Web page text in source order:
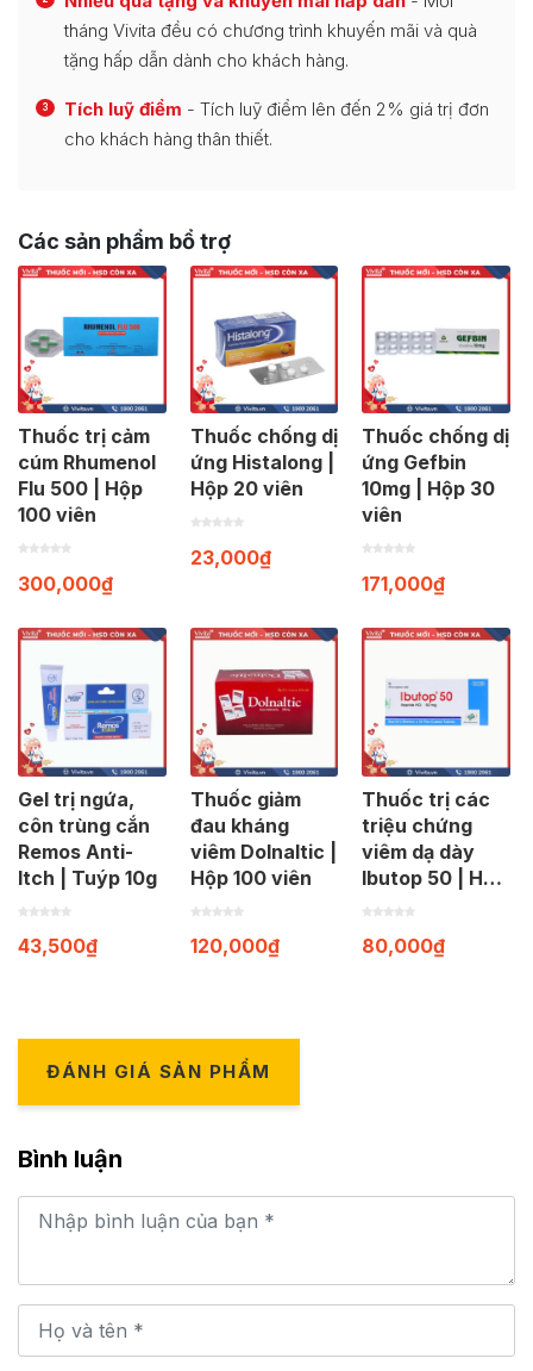
tháng Vivita đều có chương trình khuyến mãi và quà
tặng hấp dẫn dành cho khách hàng.
3 Tích luỹ điểm - Tích luỹ điểm lên đến 2% giá trị đơn
cho khách hàng thân thiết.
Các sản phẩm bổ trợ
Thuốc trị cảm
cúm Rhumenol
Flu 500 | Hộp
100 viên
300,000₫
Thuốc chống dị
ứng Histalong |
Hộp 20 viên
23,000₫
Thuốc chống dị
ứng Gefbin
10mg | Hộp 30
viên
171,000₫
Gel trị ngứa,
côn trùng cắn
Remos Anti-
Itch | Tuýp 10g
43,500₫
Thuốc giảm
đau kháng
viêm Dolnaltic |
Hộp 100 viên
120,000₫
Thuốc trị các
triệu chứng
viêm dạ dày
Ibutop 50 | Hộp
20 viên
80,000₫
ĐÁNH GIÁ SẢN PHẨM
Bình luận